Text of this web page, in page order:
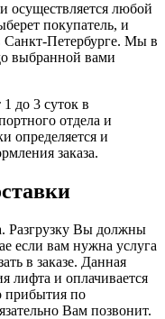
осуществляется любой
покупатель, и
Санкт-Петербурге. Мы в
выбранной вами
до 3 суток в
отдела и
определяется и
заказа.
Разгрузку Вы должны
если вам нужна услуга
в заказе. Данная
лифта и оплачивается
прибытия по
Вам позвонит.